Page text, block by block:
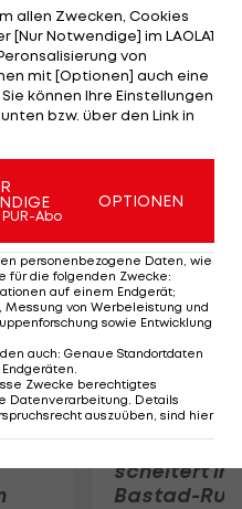
zwischen
gelben Ball größer
ist", sagt der
aber davon müssen
überzeugt werden."
Sebastian
scheitert in
Bastad-
allen Zwecken, Cookies
Notwendige] im LAOLA1
von
mit [Optionen] auch eine
können Ihre Einstellungen
bzw. über den Link in
Abo
OPTIONEN
personenbezogene Daten, wie
für die folgenden Zwecke:
auf einem Endgerät;
von Werbeleistung und
sowie Entwicklung
auch: Genaue Standortdaten
.
Zwecke berechtigtes
Datenverarbeitung. Details
auszuüben, sind hier